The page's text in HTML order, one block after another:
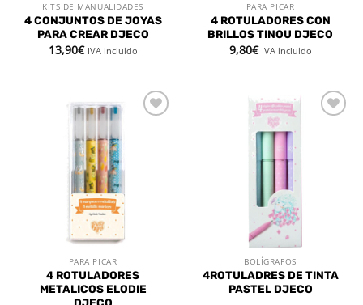
KITS DE MANUALIDADES
4 CONJUNTOS DE JOYAS
PARA CREAR DJECO
13,90€ IVA incluido
PARA PICAR
4 ROTULADORES CON
BRILLOS TINOU DJECO
9,80€ IVA incluido
PARA PICAR
4 ROTULADORES
METALICOS ELODIE
DJECO
BOLÍGRAFOS
4ROTULADRES DE TINTA
PASTEL DJECO